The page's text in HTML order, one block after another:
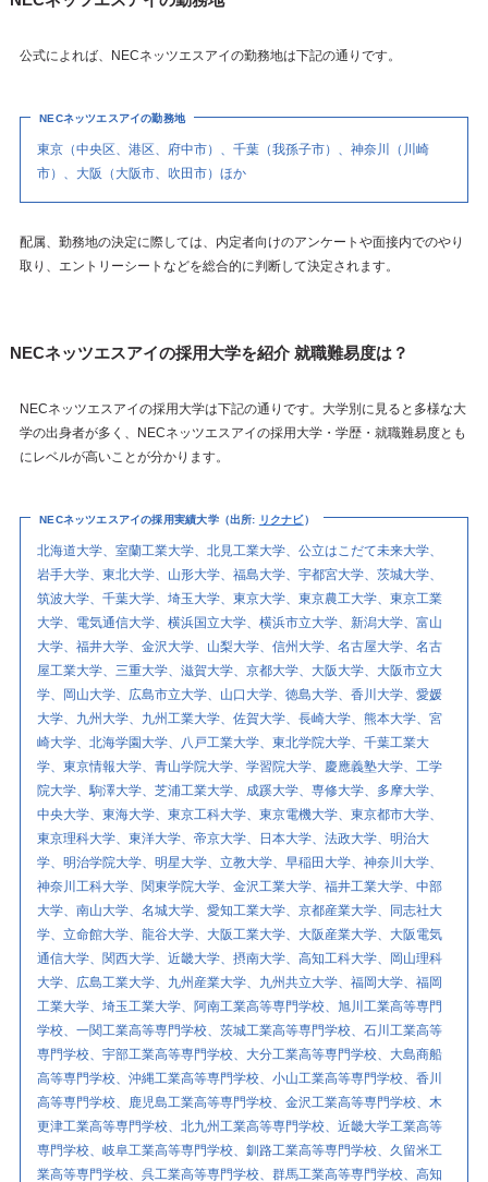
公式によれば、NECネッツエスアイの勤務地は下記の通りです。
NECネッツエスアイの勤務地
東京（中央区、港区、府中市）、千葉（我孫子市）、神奈川（川崎
市）、大阪（大阪市、吹田市）ほか
配属、勤務地の決定に際しては、内定者向けのアンケートや面接内でのやり
取り、エントリーシートなどを総合的に判断して決定されます。
NECネッツエスアイの採用大学を紹介 就職難易度は？
NECネッツエスアイの採用大学は下記の通りです。大学別に見ると多様な大
学の出身者が多く、NECネッツエスアイの採用大学・学歴・就職難易度とも
にレベルが高いことが分かります。
NECネッツエスアイの採用実績大学（出所: リクナビ）
北海道大学、室蘭工業大学、北見工業大学、公立はこだて未来大学、
岩手大学、東北大学、山形大学、福島大学、宇都宮大学、茨城大学、
筑波大学、千葉大学、埼玉大学、東京大学、東京農工大学、東京工業
大学、電気通信大学、横浜国立大学、横浜市立大学、新潟大学、富山
大学、福井大学、金沢大学、山梨大学、信州大学、名古屋大学、名古
屋工業大学、三重大学、滋賀大学、京都大学、大阪大学、大阪市立大
学、岡山大学、広島市立大学、山口大学、徳島大学、香川大学、愛媛
大学、九州大学、九州工業大学、佐賀大学、長崎大学、熊本大学、宮
崎大学、北海学園大学、八戸工業大学、東北学院大学、千葉工業大
学、東京情報大学、青山学院大学、学習院大学、慶應義塾大学、工学
院大学、駒澤大学、芝浦工業大学、成蹊大学、専修大学、多摩大学、
中央大学、東海大学、東京工科大学、東京電機大学、東京都市大学、
東京理科大学、東洋大学、帝京大学、日本大学、法政大学、明治大
学、明治学院大学、明星大学、立教大学、早稲田大学、神奈川大学、
神奈川工科大学、関東学院大学、金沢工業大学、福井工業大学、中部
大学、南山大学、名城大学、愛知工業大学、京都産業大学、同志社大
学、立命館大学、龍谷大学、大阪工業大学、大阪産業大学、大阪電気
通信大学、関西大学、近畿大学、摂南大学、高知工科大学、岡山理科
大学、広島工業大学、九州産業大学、九州共立大学、福岡大学、福岡
工業大学、埼玉工業大学、阿南工業高等専門学校、旭川工業高等専門
学校、一関工業高等専門学校、茨城工業高等専門学校、石川工業高等
専門学校、宇部工業高等専門学校、大分工業高等専門学校、大島商船
高等専門学校、沖縄工業高等専門学校、小山工業高等専門学校、香川
高等専門学校、鹿児島工業高等専門学校、金沢工業高等専門学校、木
更津工業高等専門学校、北九州工業高等専門学校、近畿大学工業高等
専門学校、岐阜工業高等専門学校、釧路工業高等専門学校、久留米工
業高等専門学校、呉工業高等専門学校、群馬工業高等専門学校、高知